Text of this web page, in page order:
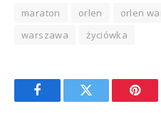
maraton orlen
orlen
warszawa
życiówka
FacebookTwitter